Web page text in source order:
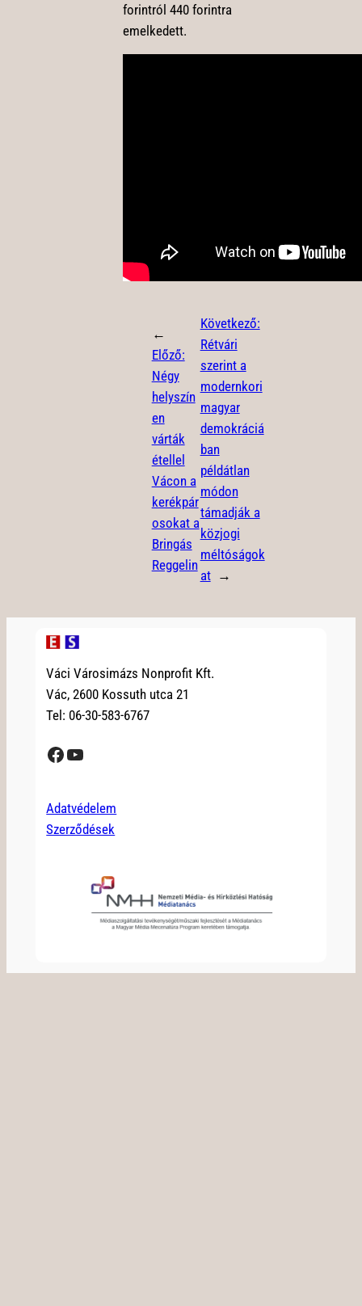
forintról 440 forintra
emelkedett.
←
Előző:
Négy
helyszín
en
várták
étellel
Vácon a
kerékpár
osokat a
Bringás
Reggelin
Következő:
Rétvári
szerint a
modernkori
magyar
demokráciá
ban
példátlan
módon
támadják a
közjogi
méltóságok
at →
Váci Városimázs Nonprofit Kft.
Vác, 2600 Kossuth utca 21
Tel: 06-30-583-6767
Facebook YouTube
Adatvédelem
Szerződések